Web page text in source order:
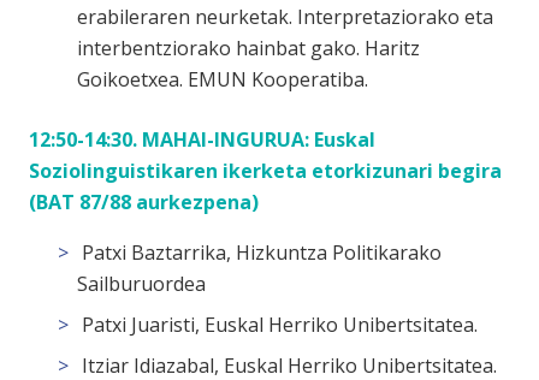
erabileraren neurketak. Interpretaziorako eta
interbentziorako hainbat gako. Haritz
Goikoetxea. EMUN Kooperatiba.
12:50-14:30. MAHAI-INGURUA: Euskal
Soziolinguistikaren ikerketa etorkizunari begira
(BAT 87/88 aurkezpena)
Patxi Baztarrika, Hizkuntza Politikarako
Sailburuordea
Patxi Juaristi, Euskal Herriko Unibertsitatea.
Itziar Idiazabal, Euskal Herriko Unibertsitatea.